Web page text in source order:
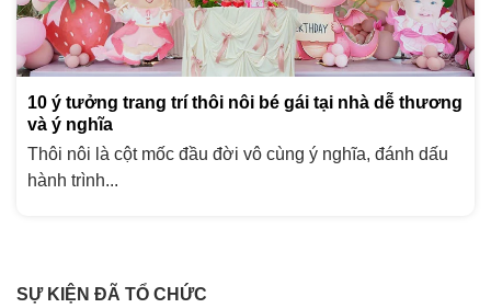
10 ý tưởng trang trí thôi nôi bé gái tại nhà dễ thương
và ý nghĩa
Thôi nôi là cột mốc đầu đời vô cùng ý nghĩa, đánh dấu
hành trình...
SỰ KIỆN ĐÃ TỔ CHỨC